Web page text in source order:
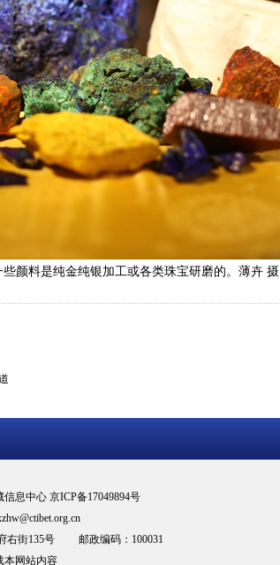
颜料是纯金纯银加工或各类珠宝研磨的。薄卉 摄
息中心 京ICP备17049894号
右街135号 邮政编码：100031
本网站内容